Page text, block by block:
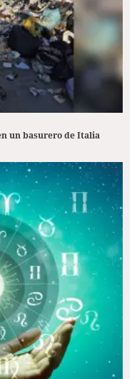
un basurero de Italia